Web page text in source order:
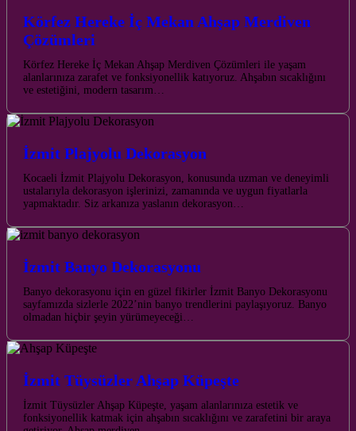
Körfez Hereke İç Mekan Ahşap Merdiven
Çözümleri
Körfez Hereke İç Mekan Ahşap Merdiven Çözümleri ile yaşam
alanlarınıza zarafet ve fonksiyonellik katıyoruz. Ahşabın sıcaklığını
ve estetiğini, modern tasarım…
İzmit Plajyolu Dekorasyon
Kocaeli İzmit Plajyolu Dekorasyon, konusunda uzman ve deneyimli
ustalarıyla dekorasyon işlerinizi, zamanında ve uygun fiyatlarla
yapmaktadır. Siz arkanıza yaslanın dekorasyon…
İzmit Banyo Dekorasyonu
Banyo dekorasyonu için en güzel fikirler İzmit Banyo Dekorasyonu
sayfamızda sizlerle 2022’nin banyo trendlerini paylaşıyoruz. Banyo
olmadan hiçbir şeyin yürümeyeceği…
İzmit Tüysüzler Ahşap Küpeşte
İzmit Tüysüzler Ahşap Küpeşte, yaşam alanlarınıza estetik ve
fonksiyonellik katmak için ahşabın sıcaklığını ve zarafetini bir araya